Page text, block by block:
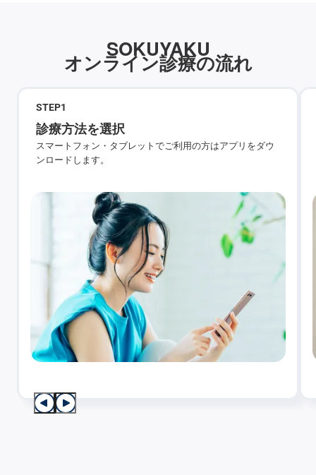
SOKUYAKU
オンライン診療の流れ
STEP1
診療方法を選択
スマートフォン・タブレットでご利用の方はアプリをダウ
ンロードします。